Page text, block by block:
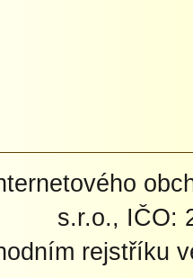
s.r.o., IČO:
rejstříku